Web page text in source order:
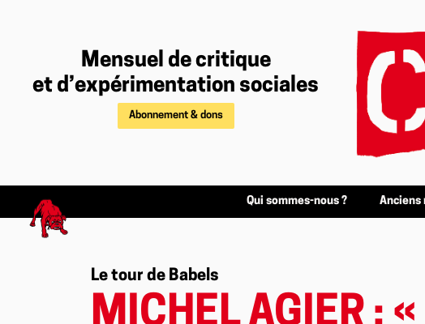
Mensuel de critique
et d’expérimentation sociales
Abonnement & dons
Qui sommes-nous ? Anciens
Le tour de Babels
MICHEL AGIER :